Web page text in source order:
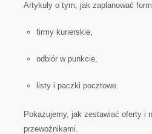
Artykuły o tym, jak zaplanować
firmy kurierskie,
odbiór w punkcie,
listy i paczki pocztowe.
Pokazujemy, jak zestawiać oferty i
przewoźnikami.